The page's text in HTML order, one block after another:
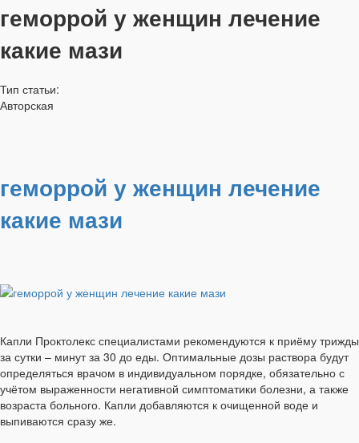
геморрой у женщин лечение
какие мази
Тип статьи:
Авторская
геморрой у женщин лечение
какие мази
Капли Проктолекс специалистами рекомендуются к приёму трижды
за сутки – минут за 30 до еды. Оптимальные дозы раствора будут
определяться врачом в индивидуальном порядке, обязательно с
учётом выраженности негативной симптоматики болезни, а также
возраста больного. Капли добавляются к очищенной воде и
выпиваются сразу же.